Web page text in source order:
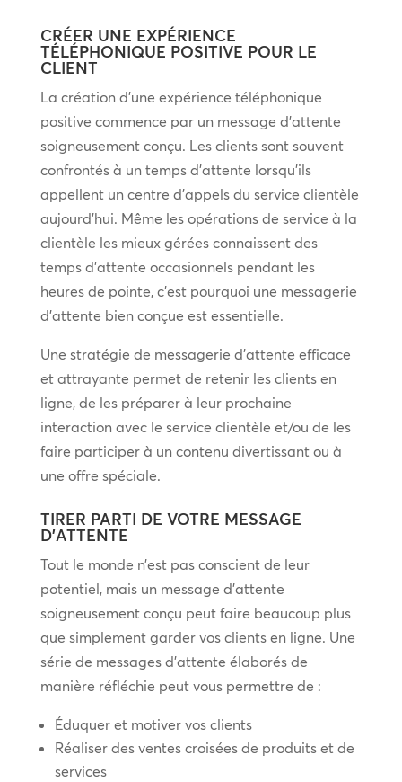
CRÉER UNE EXPÉRIENCE
TÉLÉPHONIQUE POSITIVE POUR LE
CLIENT
La création d’une expérience téléphonique
positive commence par un message d’attente
soigneusement conçu. Les clients sont souvent
confrontés à un temps d’attente lorsqu’ils
appellent un centre d’appels du service clientèle
aujourd’hui. Même les opérations de service à la
clientèle les mieux gérées connaissent des
temps d’attente occasionnels pendant les
heures de pointe, c’est pourquoi une messagerie
d’attente bien conçue est essentielle.
Une stratégie de messagerie d’attente efficace
et attrayante permet de retenir les clients en
ligne, de les préparer à leur prochaine
interaction avec le service clientèle et/ou de les
faire participer à un contenu divertissant ou à
une offre spéciale.
TIRER PARTI DE VOTRE MESSAGE
D’ATTENTE
Tout le monde n’est pas conscient de leur
potentiel, mais un message d’attente
soigneusement conçu peut faire beaucoup plus
que simplement garder vos clients en ligne. Une
série de messages d’attente élaborés de
manière réfléchie peut vous permettre de :
Éduquer et motiver vos clients
Réaliser des ventes croisées de produits et de
services